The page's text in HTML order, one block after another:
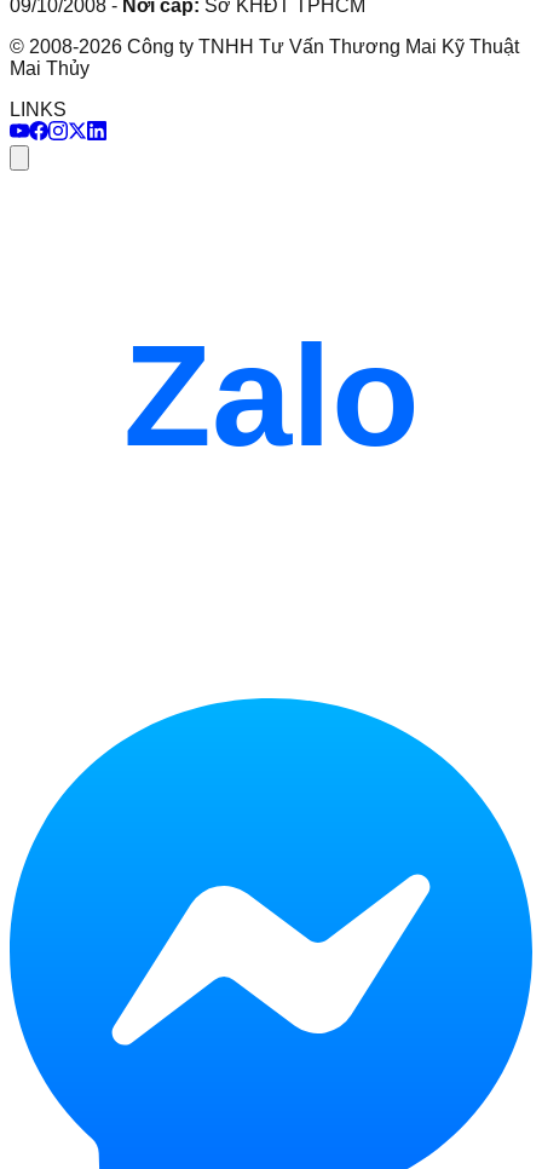
09/10/2008 - Nơi cấp: Sở KHĐT TPHCM
© 2008-2026 Công ty TNHH Tư Vấn Thương Mai Kỹ Thuật
Mai Thủy
LINKS
Zalo